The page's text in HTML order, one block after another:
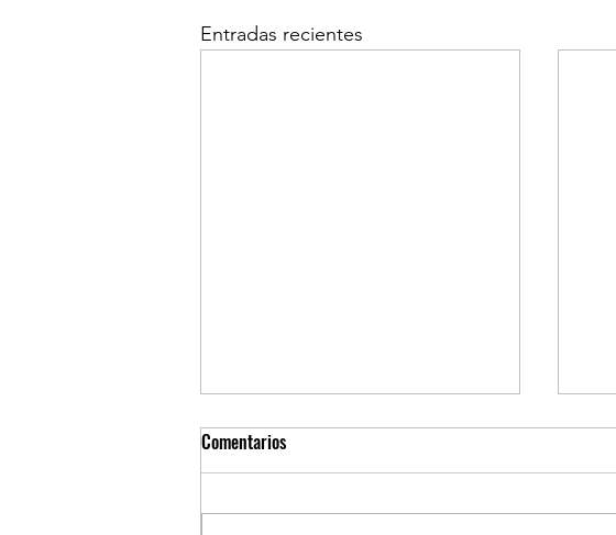
Entradas recientes
Comentarios